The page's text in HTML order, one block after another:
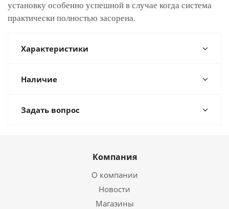
установку особенно успешной в случае когда система
практически полностью засорена.
Характеристики
Наличие
Задать вопрос
Компания
О компании
Новости
Магазины